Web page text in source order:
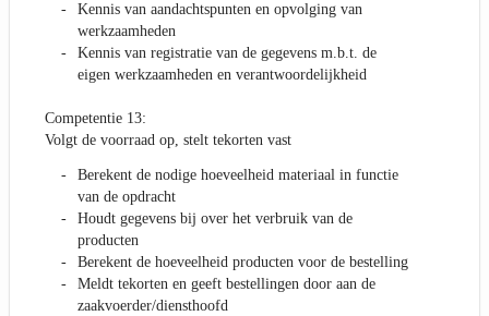
Kennis van aandachtspunten en opvolging van
werkzaamheden
Kennis van registratie van de gegevens m.b.t. de
eigen werkzaamheden en verantwoordelijkheid
Competentie 13:
Volgt de voorraad op, stelt tekorten vast
Berekent de nodige hoeveelheid materiaal in functie
van de opdracht
Houdt gegevens bij over het verbruik van de
producten
Berekent de hoeveelheid producten voor de bestelling
Meldt tekorten en geeft bestellingen door aan de
zaakvoerder/diensthoofd